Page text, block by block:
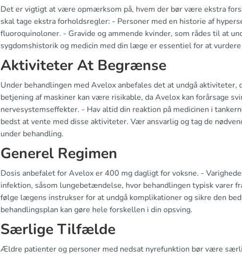
Det er vigtigt at være opmærksom på, hvem der bør være ekstra
skal tage ekstra forholdsregler: - Personer med en historie af
fluoroquinoloner. - Gravide og ammende kvinder, som rådes til at
sygdomshistorik og medicin med din læge er essentiel for at
Aktiviteter At Begrænse
Under behandlingen med Avelox anbefales det at undgå
betjening af maskiner kan være risikable, da Avelox kan forårsage
nervesystemseffekter. - Hav altid din reaktion på medicinen i
bedst at vente med disse aktiviteter. Vær ansvarlig og tag de
under behandling.
Generel Regimen
Dosis anbefalet for Avelox er 400 mg dagligt for voksne. -
infektion, såsom lungebetændelse, hvor behandlingen typisk varer
følge lægens instrukser for at undgå komplikationer og sikre den
behandlingsplan kan gøre hele forskellen i din opsving.
Særlige Tilfælde
Ældre patienter og personer med nedsat nyrefunktion bør være